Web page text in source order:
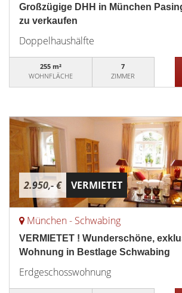
Großzügige DHH in München
zu verkaufen
Doppelhaushälfte
255 m²
WOHNFLÄCHE
7
ZIMMER
2.950,- € VERMIETET
München - Schwabing
VERMIETET ! Wunderschöne,
Wohnung in Bestlage Schwabing
Erdgeschosswohnung